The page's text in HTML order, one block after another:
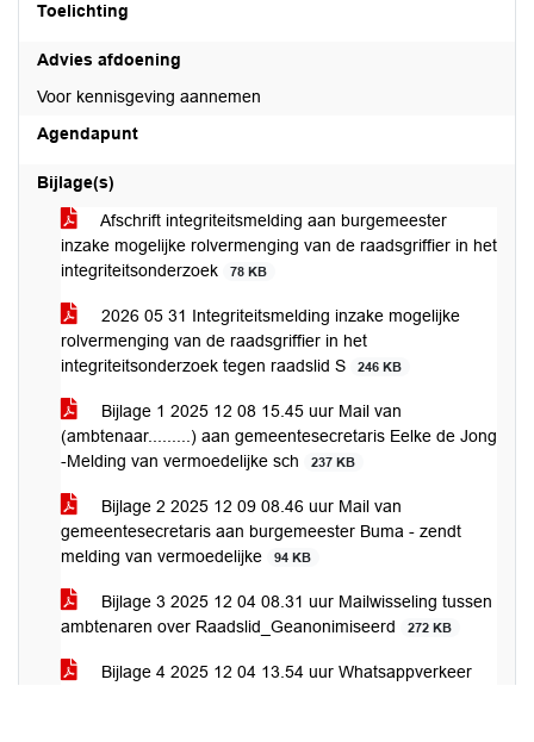
Toelichting
Advies afdoening
Voor kennisgeving aannemen
Agendapunt
Bijlage(s)
Afschrift integriteitsmelding aan burgemeester
inzake mogelijke rolvermenging van de raadsgriffier in het
integriteitsonderzoek
78 KB
2026 05 31 Integriteitsmelding inzake mogelijke
rolvermenging van de raadsgriffier in het
integriteitsonderzoek tegen raadslid S
246 KB
Bijlage 1 2025 12 08 15.45 uur Mail van
(ambtenaar.........) aan gemeentesecretaris Eelke de Jong
-Melding van vermoedelijke sch
237 KB
Bijlage 2 2025 12 09 08.46 uur Mail van
gemeentesecretaris aan burgemeester Buma - zendt
melding van vermoedelijke
94 KB
Bijlage 3 2025 12 04 08.31 uur Mailwisseling tussen
ambtenaren over Raadslid_Geanonimiseerd
272 KB
Bijlage 4 2025 12 04 13.54 uur Whatsappverkeer